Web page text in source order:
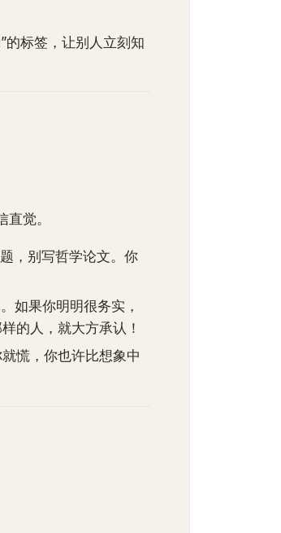
的标签，让别人立刻知
觉。
，别写哲学论文。你
如果你明明很务实，
的人，就大方承认！
慌，你也许比想象中